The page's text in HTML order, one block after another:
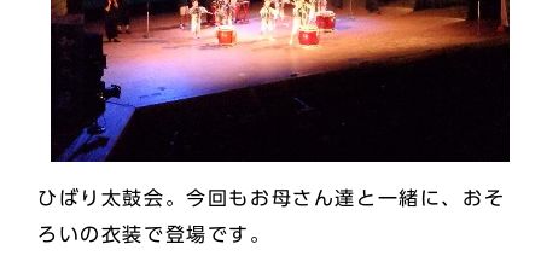
ひばり太鼓会。今回もお母さん達と一緒に、おそ
ろいの衣装で登場です。